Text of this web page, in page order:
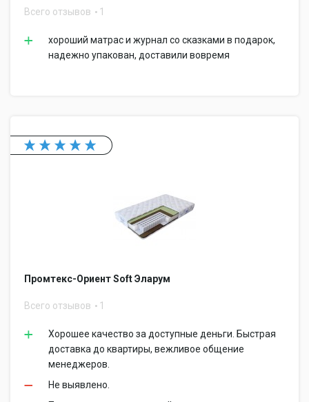
Всего отзывов 1
хороший матрас и журнал со сказками в подарок,
надежно упакован, доставили вовремя
Промтекс-Ориент Soft Эларум
Всего отзывов 1
Хорошее качество за доступные деньги. Быстрая
доставка до квартиры, вежливое общение
менеджеров.
Не выявлено.